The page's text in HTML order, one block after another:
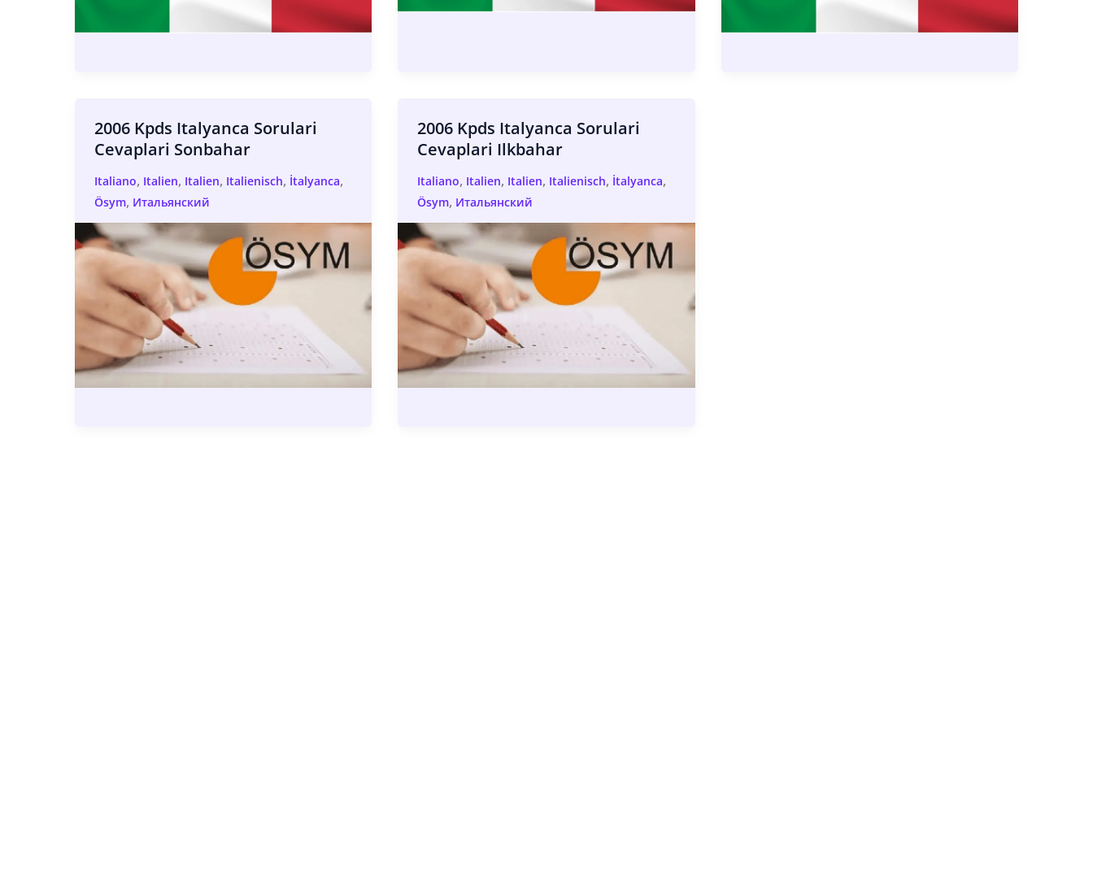
2006 Kpds Italyanca Sorulari
Cevaplari Sonbahar
Italiano, Italien, Italien, Italienisch, İtalyanca,
Ösym, Итальянский
2006 Kpds Italyanca Sorulari
Cevaplari Ilkbahar
Italiano, Italien, Italien, Italienisch, İtalyanca,
Ösym, Итальянский